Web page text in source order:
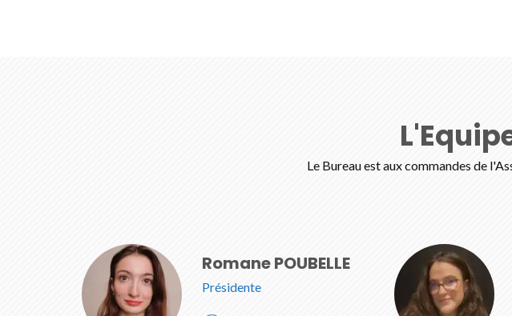
Le Bureau est aux commandes de
Romane POUBELLE
Présidente